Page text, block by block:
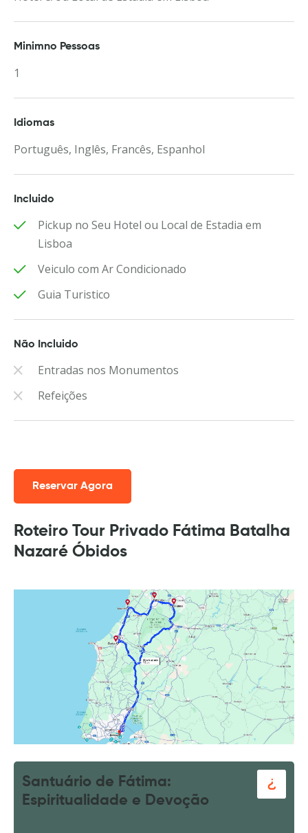
Minimno Pessoas
1
Idiomas
Português, Inglês, Francês, Espanhol
Incluido
Pickup no Seu Hotel ou Local de Estadia em
Lisboa
Veiculo com Ar Condicionado
Guia Turistico
Não Incluido
Entradas nos Monumentos
Refeições
Reservar Agora
Roteiro Tour Privado Fátima Batalha
Nazaré Óbidos
Santuário de Fátima:
Espiritualidade e Devoção